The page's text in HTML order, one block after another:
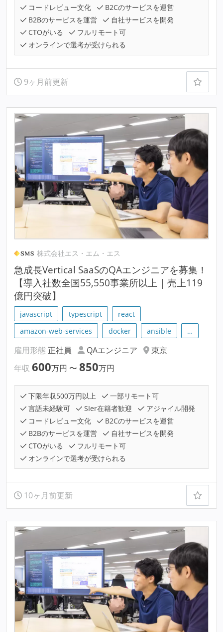
コードレビュー文化
B2Cのサービスを運営
B2Bのサービスを運営
自社サービスを開発
CTOがいる
フルリモート可
オンラインで選考が受けられる
9ヶ月前更新
株式会社エス・エム・エス
急成長Vertical SaaSのQAエンジニアを募集！
【導入社数全国55,550事業所以上 | 売上119
億円突破】
javascript typescript
react
amazon-web-services
docker ansible …
雇用形態 正社員 QAエンジニア
東京
年収 600万円 〜 850万円
下限年収500万円以上
一部リモート可
言語未経験可
SIer在籍者歓迎
アジャイル開発
コードレビュー文化
B2Cのサービスを運営
B2Bのサービスを運営
自社サービスを開発
CTOがいる
フルリモート可
オンラインで選考が受けられる
10ヶ月前更新